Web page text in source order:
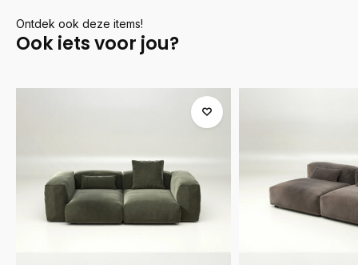
Ontdek ook deze items!
Ook iets voor jou?